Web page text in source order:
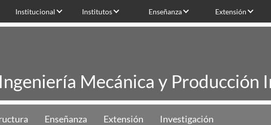
Institucional Institutos Enseñanza Extensión
Mecánica y Producción
Enseñanza Extensión Investigación